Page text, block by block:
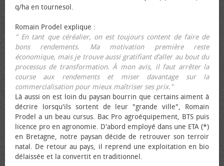
q/ha en tournesol.
Romain Prodel explique :
" En tant que céréalier, on est toujours content de faire de
bons rendements. Ma motivation première reste
économique, mais je trouve aussi gratifiant d’aller au bout du
processus de transformation. À mon avis, il faut arrêter la
course aux rendements et miser davantage sur la
commercialisation pour mieux maîtriser ses prix."
Là aussi on est loin du paysan bourrin que certains aiment à
décrire lorsqu'ils sortent de leur "grande ville", Romain
Prodel a un beau cursus. Bac Pro agroéquipement, BTS puis
licence pro en agronomie. D'abord employé dans une ETA (*)
en Bretagne, notre paysan décide de retrouver son terroir
natal. De retour au pays, il reprend une exploitation en bio
délaissée et la convertit en traditionnel.